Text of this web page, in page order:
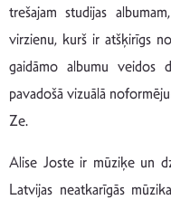
trešajam studijas
virzienu, kurš ir atšķirīgs
gaidāmo albumu veidos
pavadošā vizuālā
Ze.
Alise Joste ir mūziķe un
Latvijas neatkarīgās